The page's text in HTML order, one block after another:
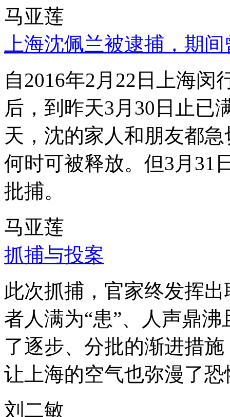
马亚莲
上海沈佩兰被逮捕，期
自2016年2月22日上海
后，到昨天3月30日止已
天，沈的家人和朋友都
何时可被释放。但3月31
批捕。
马亚莲
抓捕与投案
此次抓捕，官家终发挥
者人满为“患”、人声鼎
了逐步、分批的渐进措
让上海的空气也弥漫了
刘二敏